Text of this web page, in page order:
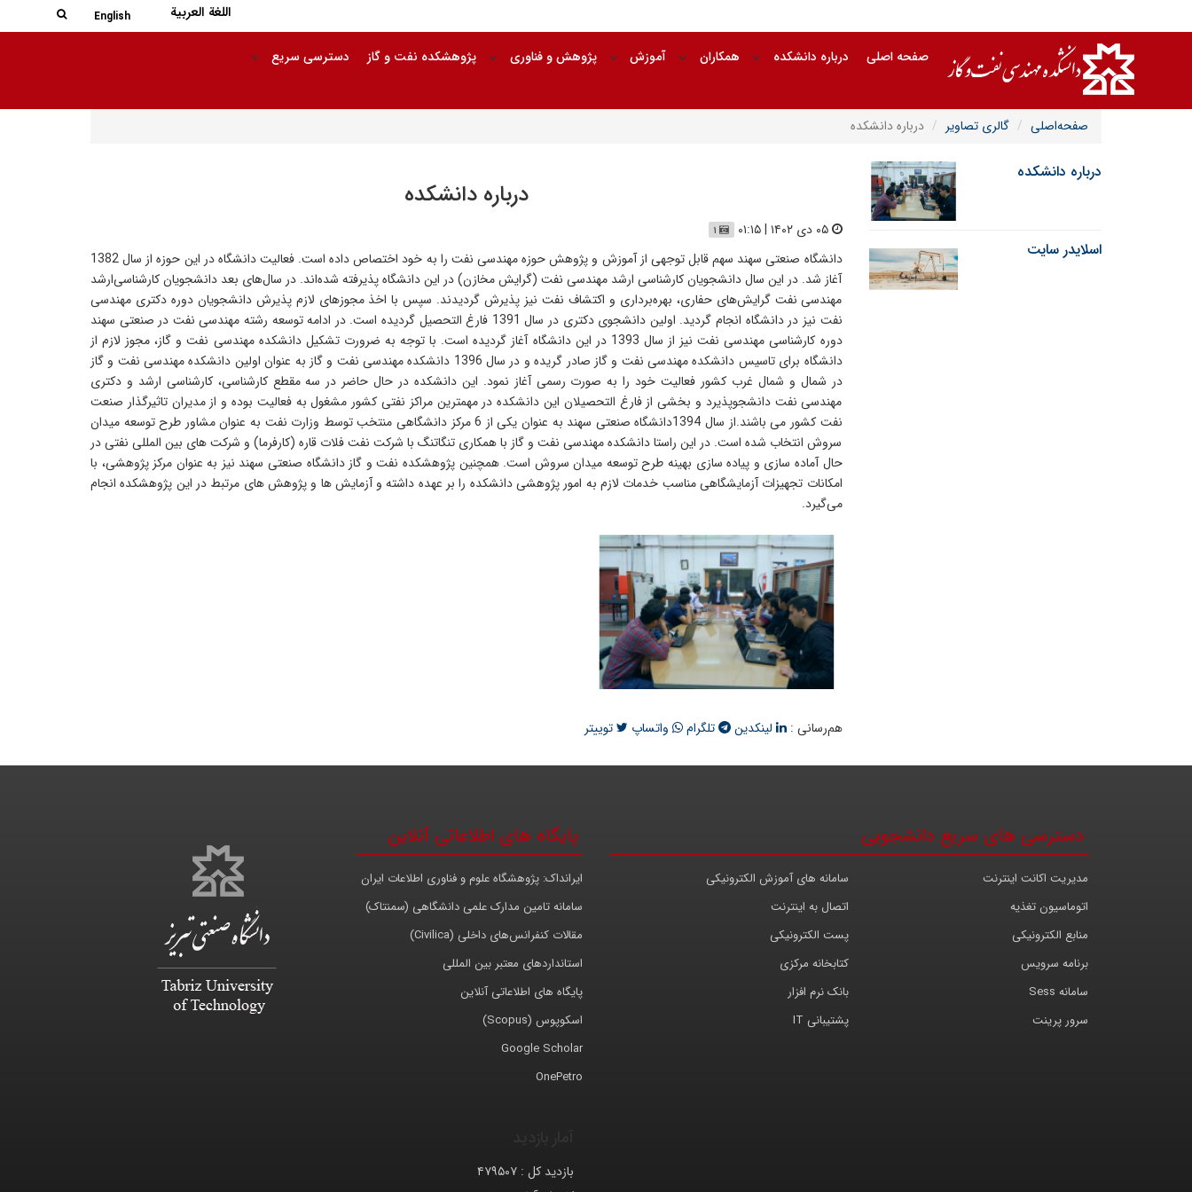
اللغة العربیة جستجو English
صفحه اصلی درباره دانشکده همکاران آموزش پژوهش و فناوری پژوهشکده نفت و گاز دسترسی سریع
صفحه‌اصلی گالری تصاویر درباره دانشکده
درباره دانشکده
۰۵ دی ۱۴۰۲ | ۰۱:۱۵
دانشگاه صنعتی سهند سهم قابل توجهی از آموزش و پژوهش حوزه مهندسی نفت را به خود اختصاص داده است. فعالیت دانشگاه در این حوزه از سال 1382
آغاز شد. در این سال دانشجویان کارشناسی ارشد مهندسی نفت (گرایش مخازن) در این دانشگاه پذیرفته شده‌اند. در‌ سال‌های بعد دانشجویان کارشناسی‌ارشد
مهندسی‌ نفت گرایش‌های حفاری، بهره‌برداری و اکتشاف نفت نیز پذیرش گردیدند. سپس با اخذ مجوزهای لازم پذیرش دانشجویان دوره دکتری مهندسی
نفت نیز در دانشگاه انجام گردید. اولین دانشجوی دکتری در سال 1391 فارغ التحصیل گردیده است. در ادامه توسعه رشته مهندسی نفت در صنعتی سهند
دوره کارشناسی مهندسی نفت نیز از سال 1393 در این دانشگاه آغاز گردیده است. با توجه به ضرورت تشکیل دانشکده مهندسی نفت و گاز، مجوز لازم از
دانشگاه برای تاسیس دانشکده مهندسی نفت و گاز صادر گریده و در سال 1396 دانشکده مهندسی نفت و گاز به عنوان اولین دانشکده مهندسی نفت و گاز
در شمال و شمال غرب کشور فعالیت خود را به صورت رسمی آغاز نمود. این دانشکده در حال حاضر در سه مقطع کارشناسی، کارشناسی ارشد و دکتری
مهندسی نفت دانشجوپذیرد و بخشی از فارغ التحصیلان این دانشکده در مهمترین مراکز نفتی کشور مشغول به فعالیت بوده و از مدیران تاثیرگذار صنعت
نفت کشور می باشند.از سال 1394دانشگاه صنعتی سهند به عنوان یکی از 6 مرکز دانشگاهی منتخب توسط وزارت نفت به عنوان مشاور طرح توسعه میدان
سروش انتخاب شده است. در این راستا دانشکده مهندسی نفت و گاز با همکاری تنگاتنگ با شرکت نفت فلات قاره (کارفرما) و شرکت های بین المللی نفتی در
حال آماده سازی و پیاده سازی بهینه طرح توسعه میدان سروش است. همچنین پژوهشکده نفت و گاز دانشگاه صنعتی سهند نیز به عنوان مرکز پژوهشی، با
امکانات تجهیزات آزمایشگاهی مناسب خدمات لازم به امور پژوهشی دانشکده را بر عهده داشته و آزمایش ها و پژوهش های مرتبط در این پژوهشکده انجام
می‌گیرد.
هم‌رسانی : لینکدین تلگرام واتساپ توییتر
درباره دانشکده
اسلایدر سایت
دسترسی های سریع دانشجویی
سامانه های آموزش الکترونیکی
مدیریت اکانت اینترنت
اتصال به اینترنت
اتوماسیون تغذیه
پست الکترونیکی
منابع الکترونیکی
کتابخانه مرکزی
برنامه سرویس
بانک نرم افزار
سامانه Sess
پشتیبانی IT
سرور پرینت
پایگاه های اطلاعاتی آنلاین
ایرانداک: پژوهشگاه علوم و فناوری اطلاعات ایران
سامانه تامین مدارک علمی دانشگاهی (سمنتاک)
مقالات کنفرانس‌های داخلی (Civilica)
استانداردهای معتبر بین المللی
پایگاه های اطلاعاتی آنلاین
اسکوپوس (Scopus)
Google Scholar
OnePetro
بازدید کل : ۴۷۹۵۰۷